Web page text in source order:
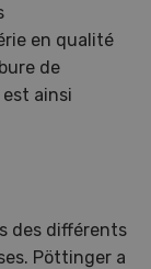
en qualité
de
ainsi
des différents
Pöttinger a